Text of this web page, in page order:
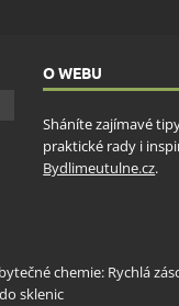
O WEBU
Sháníte zajímavé
praktické rady i
Bydlimeutulne.cz.
chemie: Rychlá
sklenic